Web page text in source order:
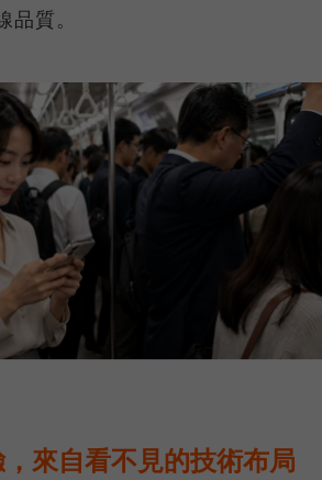
質。
來自看不見的技術布局